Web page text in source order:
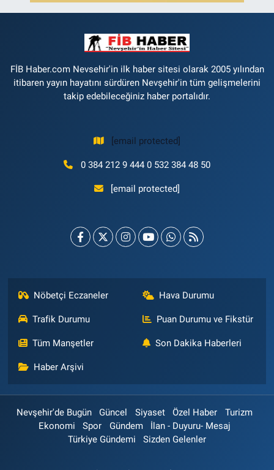
FİB Haber.com Nevsehir'in ilk haber sitesi olarak 2005 yılından
itibaren yayın hayatını sürdüren Nevşehir'in tüm gelişmelerini
takip edebileceğiniz haber portalıdır.
[email protected]
0 384 212 9 444 0 532 384 48 50
[email protected]
Nöbetçi Eczaneler Hava Durumu
Trafik Durumu Puan Durumu ve Fikstür
Tüm Manşetler Son Dakika Haberleri
Haber Arşivi
Nevşehir'de Bugün Güncel Siyaset Özel Haber
Turizm
Ekonomi
Spor Gündem
İlan - Duyuru- Mesaj
Türkiye Gündemi
Sizden Gelenler